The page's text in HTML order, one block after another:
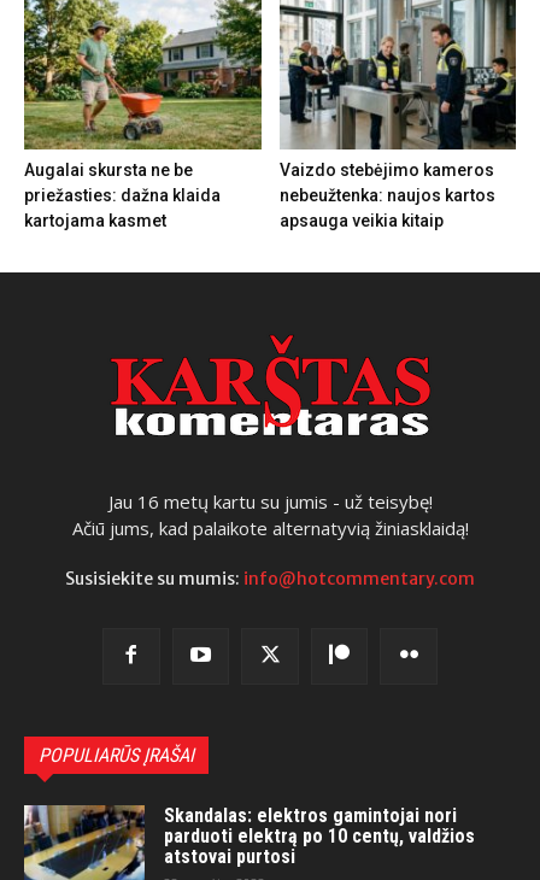
Augalai skursta ne be
priežasties: dažna klaida
kartojama kasmet
Vaizdo stebėjimo kameros
nebeužtenka: naujos kartos
apsauga veikia kitaip
Jau 16 metų kartu su jumis - už teisybę!
Ačiū jums, kad palaikote alternatyvią žiniasklaidą!
Susisiekite su mumis: info@hotcommentary.com
POPULIARŪS ĮRAŠAI
Skandalas: elektros gamintojai nori
parduoti elektrą po 10 centų, valdžios
atstovai purtosi